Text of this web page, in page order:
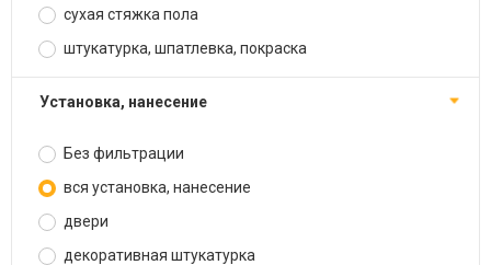
сухая стяжка пола
штукатурка, шпатлевка, покраска
установка, нанесение
Без фильтрации
вся установка, нанесение
двери
декоративная штукатурка